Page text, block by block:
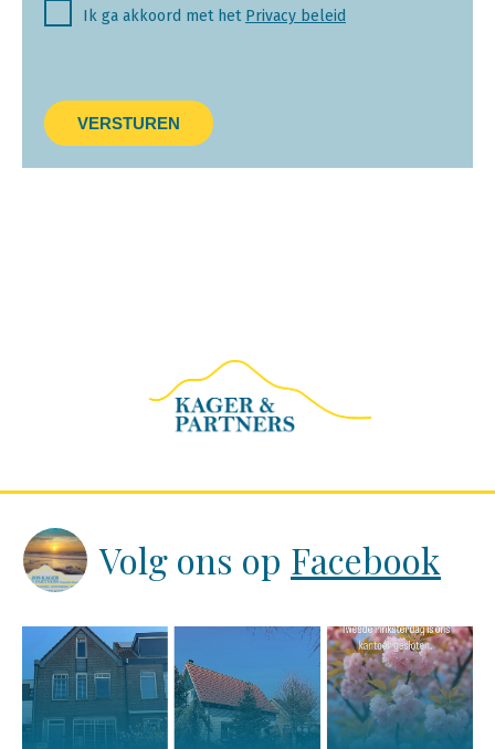
Ik ga akkoord met het Privacy beleid
VERSTUREN
Volg ons op Facebook